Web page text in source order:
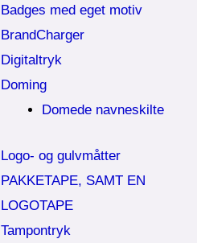
Badges med eget motiv
BrandCharger
Digitaltryk
Doming
Domede navneskilte
Logo- og gulvmåtter
PAKKETAPE, SAMT EN
LOGOTAPE
Tampontryk